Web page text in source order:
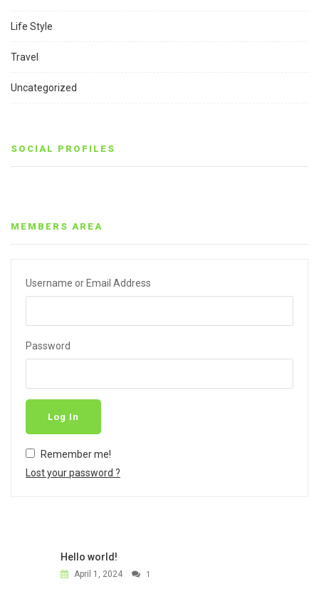
Life Style
Travel
Uncategorized
SOCIAL PROFILES
MEMBERS AREA
Username or Email Address
Password
Log In
Remember me!
Lost your password ?
Hello world!
April 1, 2024 1